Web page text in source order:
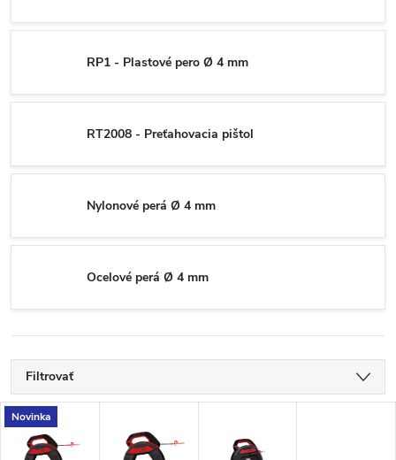
RP1 - Plastové pero Ø 4 mm
RT2008 - Preťahovacia pištol
Nylonové perá Ø 4 mm
Ocelové perá Ø 4 mm
Filtrovať
V
Novinka